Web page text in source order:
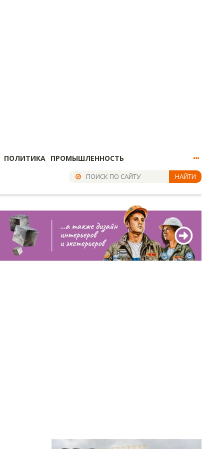
ПОЛИТИКА ПРОМЫШЛЕННОСТЬ
НАЙТИ